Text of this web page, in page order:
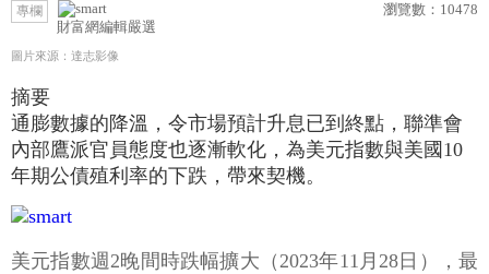
專欄
財富網編輯嚴選
瀏覽數： 10478
圖片來源：達志影像
摘要
通膨數據的降溫，令市場預計升息已到終點，聯準會
內部鷹派官員態度也逐漸軟化，為美元指數與美國10
年期公債殖利率的下跌，帶來契機。
美元指數週2晚間時跌幅擴大（2023年11月28日），最